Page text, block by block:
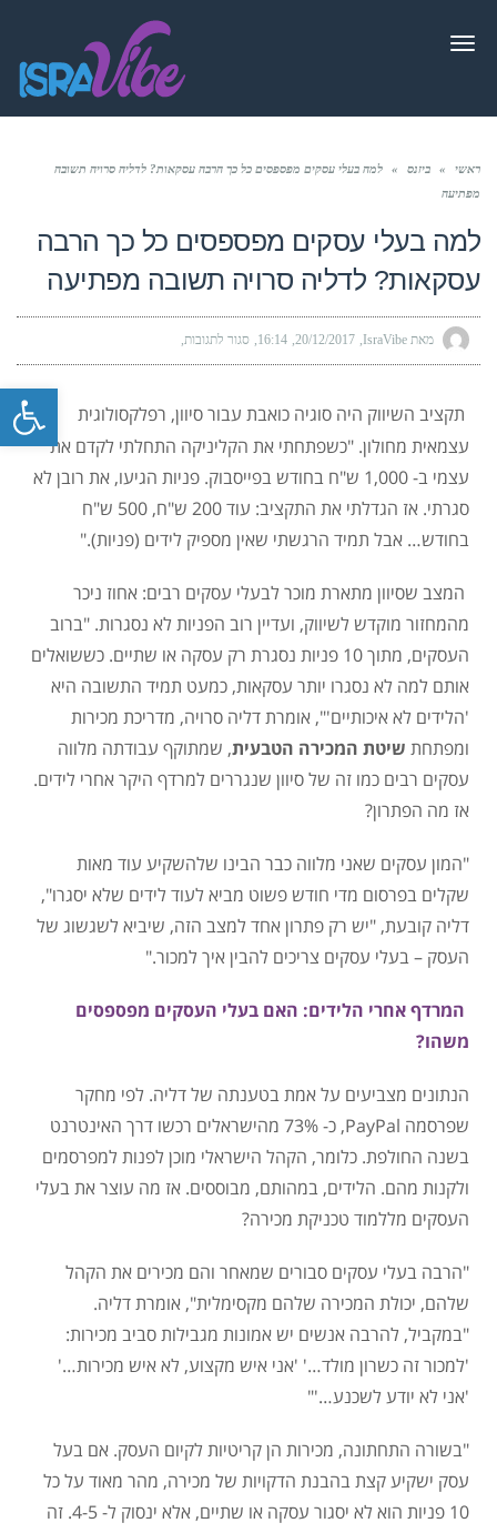
תפריט
ראשי » ביזנס »
למה בעלי עסקים מפספסים כל כך הרבה עסקאות? לדליה סרויה תשובה
מפתיעה
למה בעלי עסקים מפספסים כל כך הרבה
עסקאות? לדליה סרויה תשובה מפתיעה
מאת IsraVibe 20/12/2017
16:14 סגור לתגובות
תקציב השיווק היה סוגיה כואבת עבור סיוון, רפלקסולוגית
עצמאית מחולון. "כשפתחתי את הקליניקה התחלתי לקדם את
עצמי ב- 1,000 ש"ח בחודש בפייסבוק. פניות הגיעו, את רובן לא
סגרתי. אז הגדלתי את התקציב: עוד 200 ש"ח, 500 ש"ח
בחודש… אבל תמיד הרגשתי שאין מספיק לידים (פניות)."
המצב שסיוון מתארת מוכר לבעלי עסקים רבים: אחוז ניכר
מהמחזור מוקדש לשיווק, ועדיין רוב הפניות לא נסגרות. "ברוב
העסקים, מתוך 10 פניות נסגרת רק עסקה או שתיים. כששואלים
אותם למה לא נסגרו יותר עסקאות, כמעט תמיד התשובה היא
'הלידים לא איכותיים'", אומרת דליה סרויה, מדריכת מכירות
ומפתחת שיטת המכירה הטבעית, שמתוקף עבודתה מלווה
עסקים רבים כמו זה של סיוון שנגררים למרדף היקר אחרי לידים.
אז מה הפתרון?
"המון עסקים שאני מלווה כבר הבינו שלהשקיע עוד מאות
שקלים בפרסום מדי חודש פשוט מביא לעוד לידים שלא יסגרו",
דליה קובעת, "יש רק פתרון אחד למצב הזה, שיביא לשגשוג של
העסק – בעלי עסקים צריכים להבין איך למכור."
המרדף אחרי הלידים: האם בעלי העסקים מפספסים
משהו?
הנתונים מצביעים על אמת בטענתה של דליה. לפי מחקר
שפרסמה PayPal, כ- 73% מהישראלים רכשו דרך האינטרנט
בשנה החולפת. כלומר, הקהל הישראלי מוכן לפנות למפרסמים
ולקנות מהם. הלידים, במהותם, מבוססים. אז מה עוצר את בעלי
העסקים מללמוד טכניקת מכירה?
"הרבה בעלי עסקים סבורים שמאחר והם מכירים את הקהל
שלהם, יכולת המכירה שלהם מקסימלית", אומרת דליה.
"במקביל, להרבה אנשים יש אמונות מגבילות סביב מכירות:
'למכור זה כשרון מולד…' 'אני איש מקצוע, לא איש מכירות…'
'אני לא יודע לשכנע…'"
"בשורה התחתונה, מכירות הן קריטיות לקיום העסק. אם בעל
עסק ישקיע קצת בהבנת הדקויות של מכירה, מהר מאוד על כל
10 פניות הוא לא יסגור עסקה או שתיים, אלא ינסוק ל- 4-5. זה
פתח